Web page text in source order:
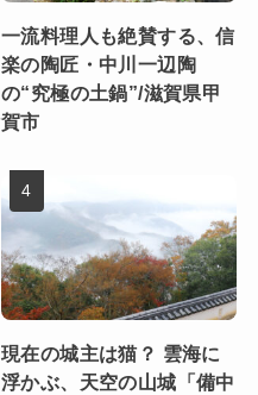
一流料理人も絶賛する、信
楽の陶匠・中川一辺陶
の“究極の土鍋”/滋賀県甲
賀市
現在の城主は猫？ 雲海に
浮かぶ、天空の山城「備中